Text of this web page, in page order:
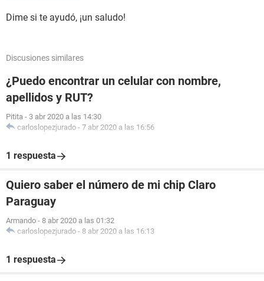
Dime si te ayudó, ¡un saludo!
Discusiones similares
¿Puedo encontrar un celular con nombre,
apellidos y RUT?
Pitita - 3 abr 2020 a las 14:30
carloslopezjurado - 7 abr 2020 a las 16:56
1 respuesta
Quiero saber el número de mi chip Claro
Paraguay
Armando - 8 abr 2020 a las 01:32
carloslopezjurado - 8 abr 2020 a las 16:13
1 respuesta